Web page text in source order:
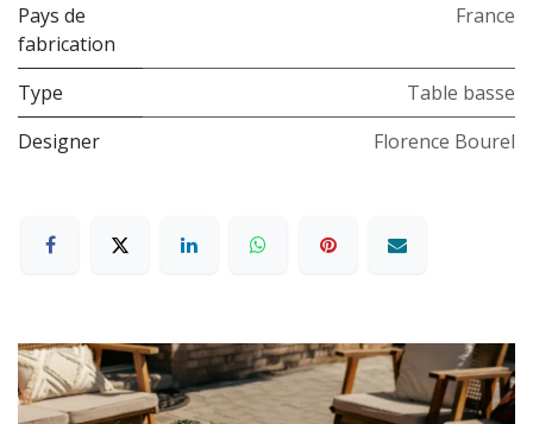
Pays de
fabrication
France
Type
Table basse
Designer
Florence Bourel